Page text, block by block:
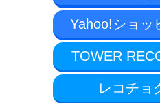
Yahoo!ショッ
TOWER
レコチョ